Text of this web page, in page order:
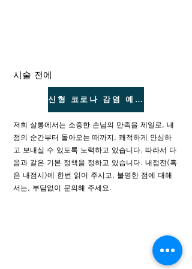
시술 전에
신형 코로나 감염 예방 대책
저희 살롱에서는 소중한 손님의 만족을 제일로, 내
점의 순간부터 돌아오는 때까지, 쾌적하게 안심하
고 보내실 수 있도록 노력하고 있습니다. 따라서 다
음과 같은 기본 정책을 정하고 있습니다. 내점전(혹
은 내점시)에 한번 읽어 주시고, 불명한 점에 대해
서는, 부담없이 문의해 주세요.